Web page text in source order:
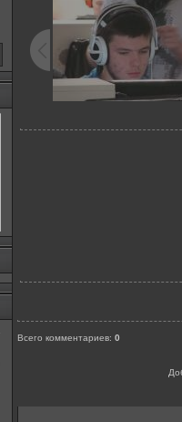
Всего комментариев:0